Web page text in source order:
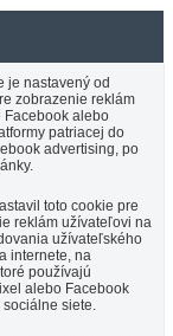
je nastavený od
zobrazenie reklám
Facebook alebo
patriacej do
advertising, po
toto cookie pre
reklám užívateľovi na
užívateľského
internete, na
používajú
alebo Facebook
siete.